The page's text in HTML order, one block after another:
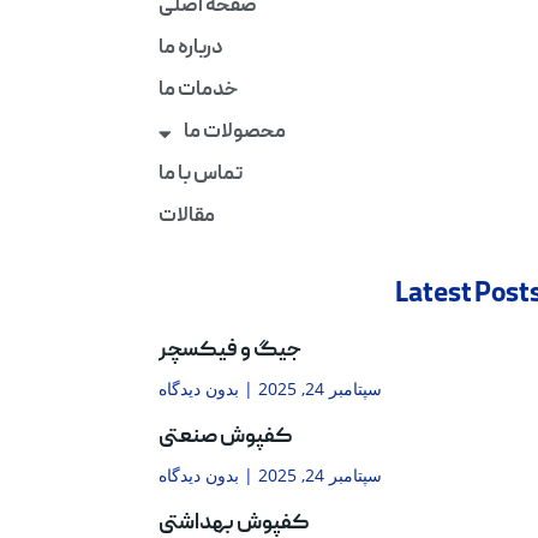
صفحه اصلی
درباره ما
خدمات ما
محصولات ما
تماس با ما
مقالات
Latest
جیگ و فیکسچر
سپتامبر 24, 2025 بدون دیدگاه
کفپوش صنعتی
سپتامبر 24, 2025 بدون دیدگاه
کفپوش بهداشتی